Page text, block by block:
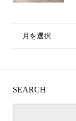
月を選択
SEARCH